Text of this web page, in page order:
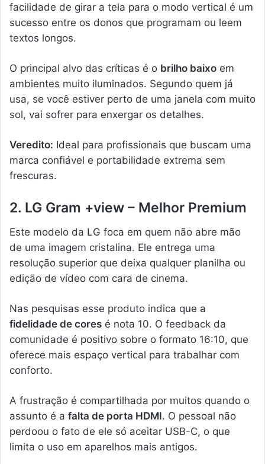
facilidade de girar a tela para o modo vertical é um
sucesso entre os donos que programam ou leem
textos longos.
O principal alvo das críticas é o brilho baixo em
ambientes muito iluminados. Segundo quem já
usa, se você estiver perto de uma janela com muito
sol, vai sofrer para enxergar os detalhes.
Veredito: Ideal para profissionais que buscam uma
marca confiável e portabilidade extrema sem
frescuras.
2. LG Gram +view – Melhor Premium
Este modelo da LG foca em quem não abre mão
de uma imagem cristalina. Ele entrega uma
resolução superior que deixa qualquer planilha ou
edição de vídeo com cara de cinema.
Nas pesquisas esse produto indica que a
fidelidade de cores é nota 10. O feedback da
comunidade é positivo sobre o formato 16:10, que
oferece mais espaço vertical para trabalhar com
conforto.
A frustração é compartilhada por muitos quando o
assunto é a falta de porta HDMI. O pessoal não
perdoou o fato de ele só aceitar USB-C, o que
limita o uso em aparelhos mais antigos.